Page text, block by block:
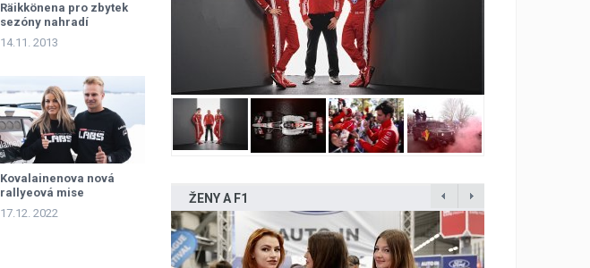
Räikkönena pro zbytek
sezóny nahradí
Kovalainen
14.11. 2013
Kovalainenova nová
rallyeová mise
17.12. 2022
ŽENY A F1